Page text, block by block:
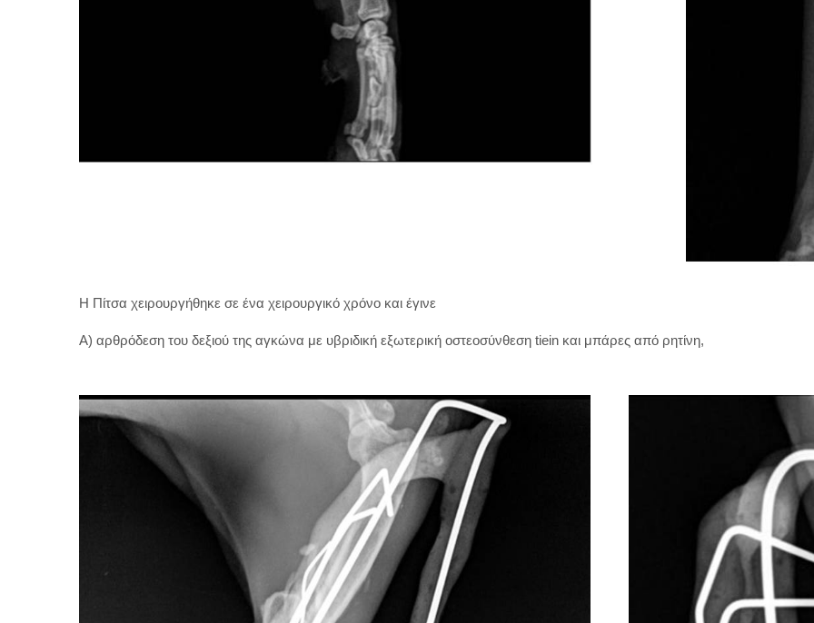
Η Πίτσα χειρουργήθηκε σε ένα χειρουργικό χρόνο και έγινε
Α) αρθρόδεση του δεξιού της αγκώνα με υβριδική εξωτερική οστεοσύνθεση tiein και μπάρες από ρητίνη,